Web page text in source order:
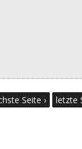
Seite › letzte